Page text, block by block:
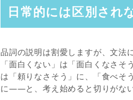
日常的には区別され
品詞の説明は割愛しますが、文法
「面白くない」は「面白くなさ
は「頼りなさそう」に、「食べそ
に――と、考え始めると切りがな